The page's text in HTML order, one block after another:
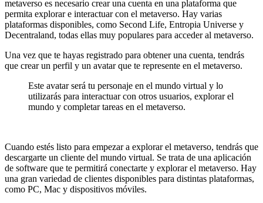
metaverso es necesario crear una cuenta en una plataforma que
permita explorar e interactuar con el metaverso. Hay varias
plataformas disponibles, como Second Life, Entropia Universe y
Decentraland, todas ellas muy populares para acceder al metaverso.
Una vez que te hayas registrado para obtener una cuenta, tendrás
que crear un perfil y un avatar que te represente en el metaverso.
Este avatar será tu personaje en el mundo virtual y lo
utilizarás para interactuar con otros usuarios, explorar el
mundo y completar tareas en el metaverso.
Cuando estés listo para empezar a explorar el metaverso, tendrás que
descargarte un cliente del mundo virtual. Se trata de una aplicación
de software que te permitirá conectarte y explorar el metaverso. Hay
una gran variedad de clientes disponibles para distintas plataformas,
como PC, Mac y dispositivos móviles.